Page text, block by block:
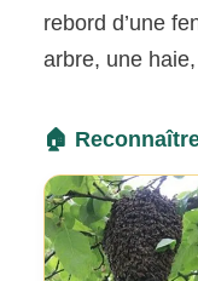
rebord d’une
arbre, une
🏠